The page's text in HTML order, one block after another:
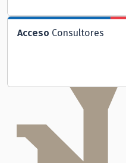
Acceso Consultores